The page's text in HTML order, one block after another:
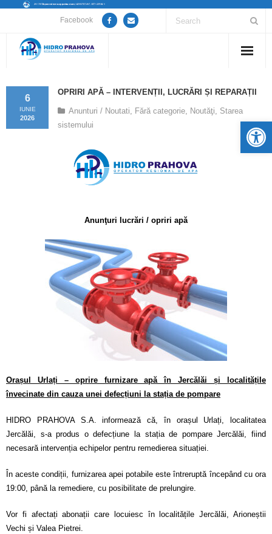
Facebook
Despre noi
Guvernanță Corporativă
Informații de interes public
Calitatea apei
OPRIRI APĂ – INTERVENȚII, LUCRĂRI ȘI REPARAȚII
6
IUNIE
2026
Anunturi / Noutati, Fără categorie, Noutăţi, Starea
sistemului
Anunţuri lucrări / opriri apă
Orașul Urlați – oprire furnizare apă în Jercălăi și localitățile
învecinate din cauza unei defecțiuni la stația de pompare
HIDRO PRAHOVA S.A. informează că, în orașul Urlați, localitatea
Jercălăi, s-a produs o defecțiune la stația de pompare Jercălăi, fiind
necesară intervenția echipelor pentru remedierea situației.
În aceste condiții, furnizarea apei potabile este întreruptă începând cu ora
19:00, până la remediere, cu posibilitate de prelungire.
Vor fi afectați abonații care locuiesc în localitățile Jercălăi, Arioneștii
Vechi și Valea Pietrei.